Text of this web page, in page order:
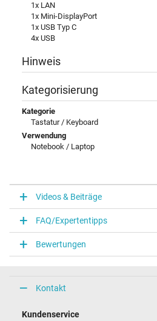
1x LAN
1x Mini-DisplayPort
1x USB Typ C
4x USB
Hinweis
Kategorisierung
Kategorie
Tastatur / Keyboard
Verwendung
Notebook / Laptop
Videos & Beiträge
FAQ/Expertentipps
Bewertungen
Kontakt
Kundenservice